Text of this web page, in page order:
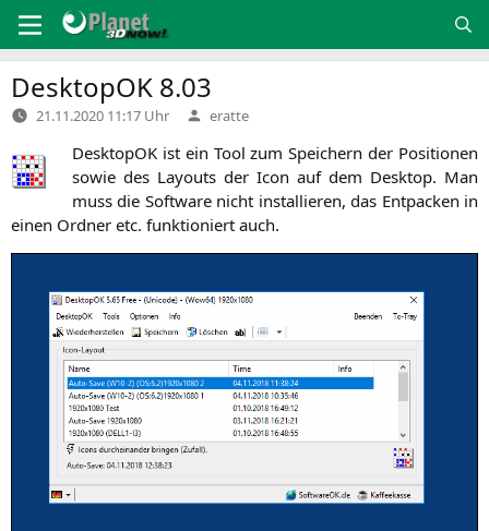
Inhalt
springen
DesktopOK 8.03
21.11.2020 11:17 Uhr Verfasst
von
eratte
Desk­topOK ist ein Tool zum Spei­chern der Posi­tio­nen
sowie des Lay­outs der Icon auf dem Desk­top. Man
muss die Soft­ware nicht instal­lie­ren, das Ent­pa­cken in
einen Ord­ner etc. funk­tio­niert auch.